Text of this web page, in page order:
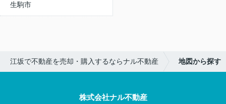
生駒市
江坂で不動産を売却・購入するならナル不動産 地図から探す
株式会社ナル不動産